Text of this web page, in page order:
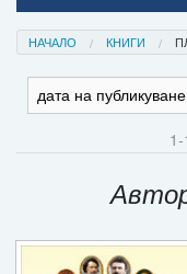
Начало
Печатни книги
НАЧАЛО КНИГИ